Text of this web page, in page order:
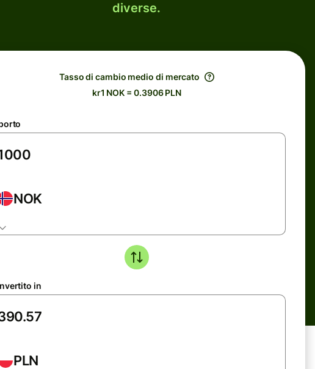
diverse.
Tasso di cambio medio di mercato
kr1 NOK = 0.3906 PLN
NOK
in
PLN